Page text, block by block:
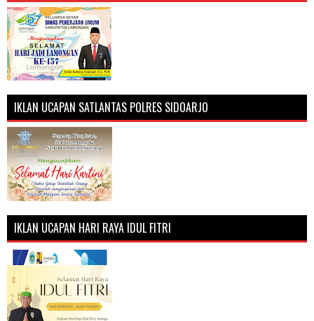
IKLAN UCAPAN SATLANTAS POLRES SIDOARJO
IKLAN UCAPAN HARI RAYA IDUL FITRI